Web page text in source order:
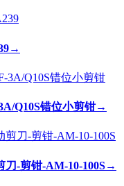
→
Q10S错位小剪钳→
刀-剪钳-AM-10-100S→